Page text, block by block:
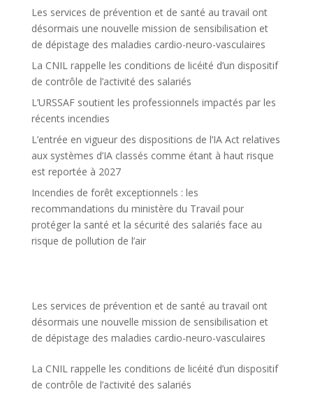
Les services de prévention et de santé au travail ont
désormais une nouvelle mission de sensibilisation et
de dépistage des maladies cardio-neuro-vasculaires
La CNIL rappelle les conditions de licéité d’un dispositif
de contrôle de l’activité des salariés
L’URSSAF soutient les professionnels impactés par les
récents incendies
L’entrée en vigueur des dispositions de l’IA Act relatives
aux systèmes d’IA classés comme étant à haut risque
est reportée à 2027
Incendies de forêt exceptionnels : les
recommandations du ministère du Travail pour
protéger la santé et la sécurité des salariés face au
risque de pollution de l’air
Les services de prévention et de santé au travail ont
désormais une nouvelle mission de sensibilisation et
de dépistage des maladies cardio-neuro-vasculaires
La CNIL rappelle les conditions de licéité d’un dispositif
de contrôle de l’activité des salariés